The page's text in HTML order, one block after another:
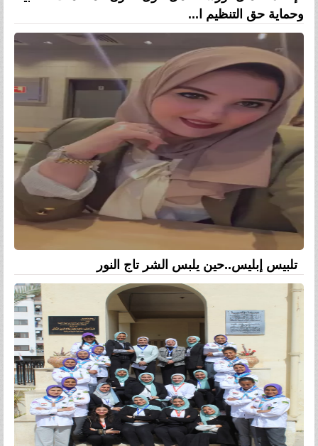
وحماية حق التنظيم ا...
تلبيس إبليس..حين يلبس الشر تاج النور